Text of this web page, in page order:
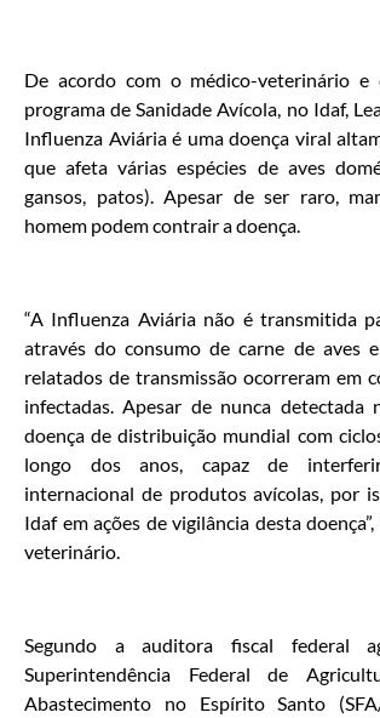
De acordo com o médico-veterinário e
programa de Sanidade Avícola, no Idaf,
Influenza Aviária é uma doença viral
que afeta várias espécies de aves
gansos, patos). Apesar de ser raro,
homem podem contrair a doença.
“A Influenza Aviária não é transmitida
através do consumo de carne de aves
relatados de transmissão ocorreram em
infectadas. Apesar de nunca detectada
doença de distribuição mundial com
longo dos anos, capaz de
internacional de produtos avícolas, por
Idaf em ações de vigilância desta
veterinário.
Segundo a auditora fiscal federal
Superintendência Federal de
Abastecimento no Espírito Santo